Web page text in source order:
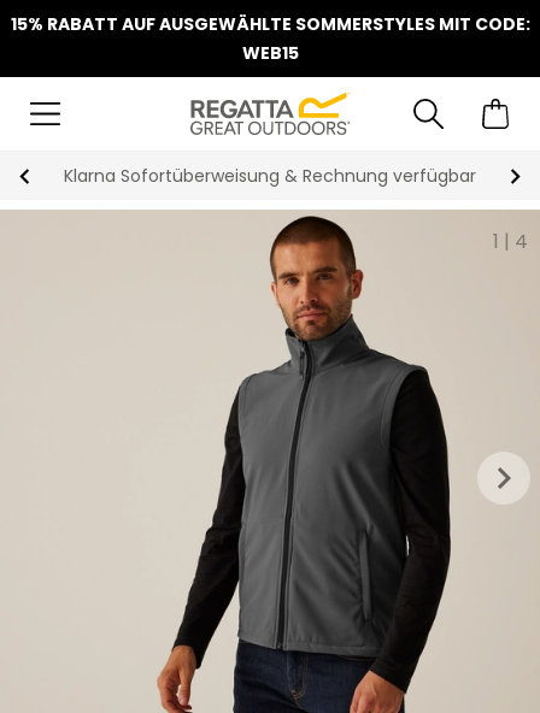
15% RABATT AUF AUSGEWÄHLTE SOMMERSTYLES MIT CODE:
WEB15
Klarna Sofortüberweisung & Rechnung verfügbar
1 | 4
keyboard_arrow_right